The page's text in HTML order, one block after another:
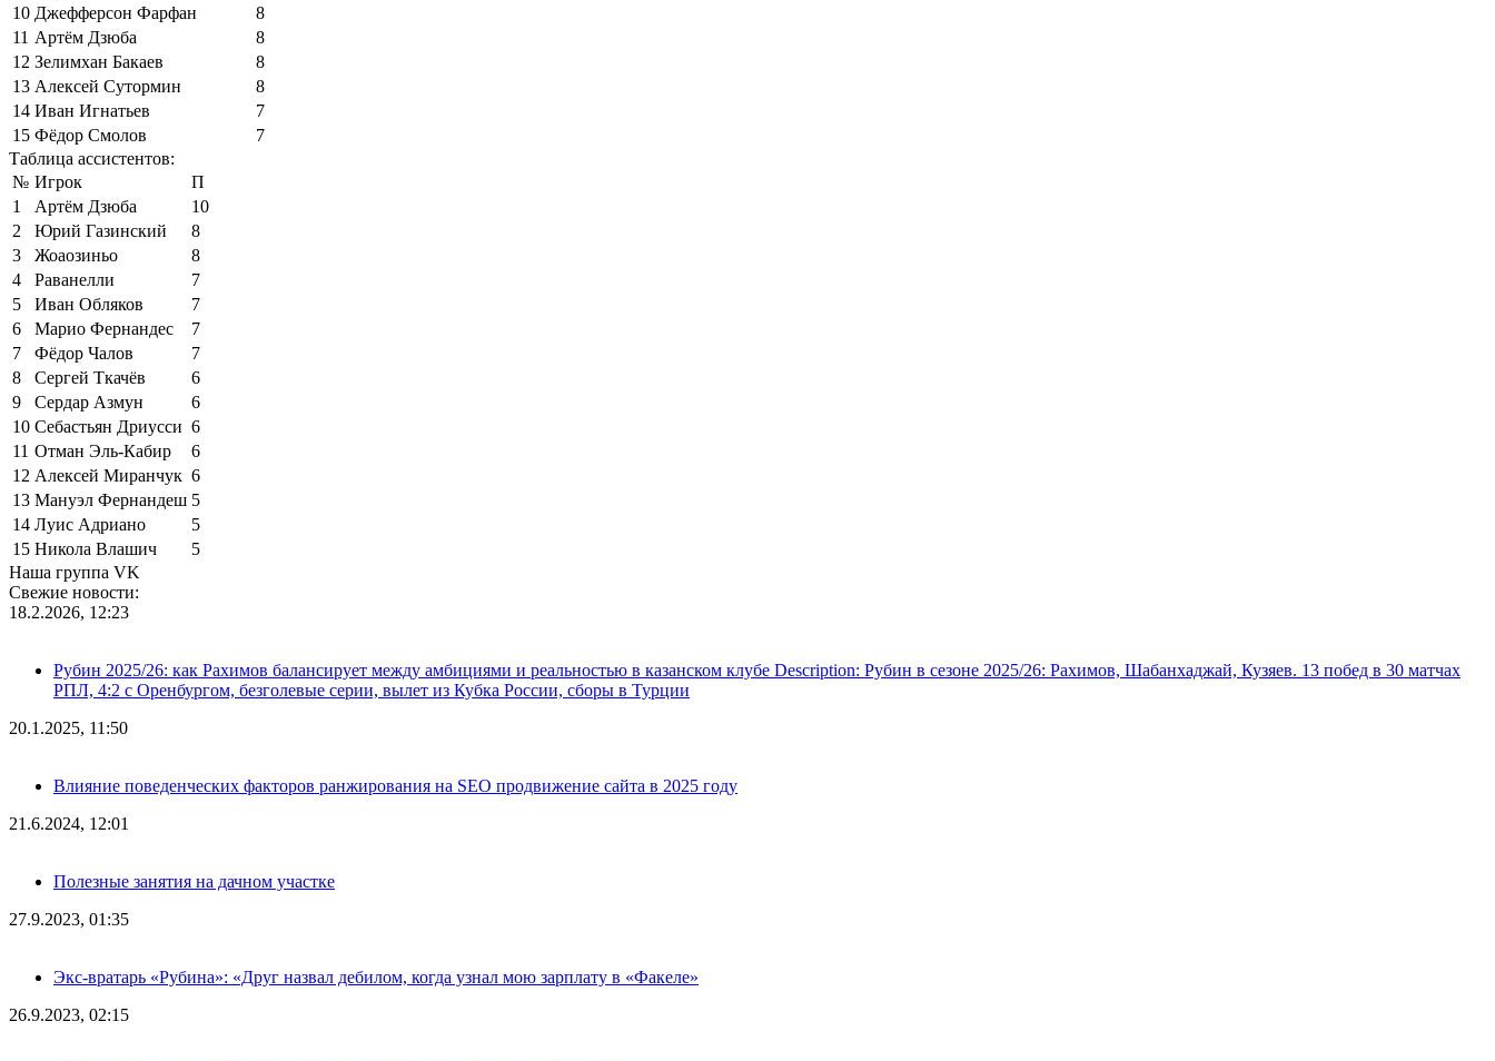
10 Джефферсон Фарфан
8
11 Артём Дзюба
8
12 Зелимхан Бакаев
8
13 Алексей Сутормин
8
14 Иван Игнатьев
7
15 Фёдор Смолов
7
Таблица ассистентов:
№ Игрок
П
1
Артём Дзюба
10
2
Юрий Газинский
8
3
Жоаозиньо
8
4
Раванелли
7
5
Иван Обляков
7
6
Марио Фернандес
7
7
Фёдор Чалов
7
8
Сергей Ткачёв
6
9
Сердар Азмун
6
10 Себастьян Дриусси 6
11 Отман Эль-Кабир
6
12 Алексей Миранчук 6
13 Мануэл Фернандеш 5
14 Луис Адриано
5
15 Никола Влашич
5
Наша группа VK
Свежие новости:
18.2.2026, 12:23
Рубин 2025/26: как Рахимов балансирует между амбициями и реальностью в казанском клубе Description: Рубин в сезоне 2025/26: Рахимов, Шабанхаджай, Кузяев. 13 побед в 30 матчах
РПЛ, 4:2 с Оренбургом, безголевые серии, вылет из Кубка России, сборы в Турции
20.1.2025, 11:50
Влияние поведенческих факторов ранжирования на SEO продвижение сайта в 2025 году
21.6.2024, 12:01
Полезные занятия на дачном участке
27.9.2023, 01:35
Экс-вратарь «Рубина»: «Друг назвал дебилом, когда узнал мою зарплату в «Факеле»
26.9.2023, 02:15